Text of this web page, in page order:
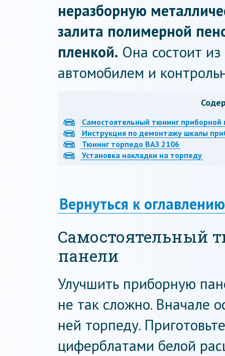
неразборную
залита полимерной
пленкой. Она состоит
автомобилем и
Самостоятельный тюнинг приборной
Инструкция по демонтажу шкалы
Тюнинг торпедо ВАЗ 2106
Установка накладки на торпеду
Вернуться к оглавлению
Самостоятельный
панели
Улучшить приборную
не так сложно. Вначале
ней торпеду.
циферблатами белой